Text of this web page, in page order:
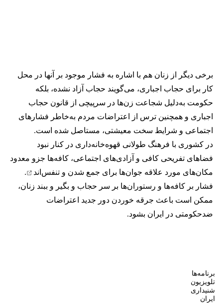
برخی دیگر از زنان هم با اشاره به فشار موجود بر آنها در محل
کار برای حجاب اجباری، می‌گویند حجاب آزاد نشده، بلکه
حکومت به‌دلیل شجاعت زن‌ها در سرپیچی از قانون حجاب
اجباری و همچنین ترس از اعتراضات مردم به‌خاطر فشارهای
اجتماعی و شرایط سخت معیشتی، مستاصل شده است.
در کشوری با فرهنگ طولانی قهوه‌‌خانه‌داری در کنار نبود
فضاهای تفریحی کافی و آزادی‌های اجتماعی، کافه‌ها جزو معدود
مکان‌های مورد علاقه جوان‌ها برای جمع شدن و تنفس‌اند
.
فشار بر کافه‌ها و رستوران‌ها بر سر حجاب و بگیر و ببند زنان،
ممکن است باعث جرقه خوردن دور جدید اعتراضات
ضدحکومتی در ایران بشود.
برنامه‌ها
تلویزیون
شنیداری
ایران